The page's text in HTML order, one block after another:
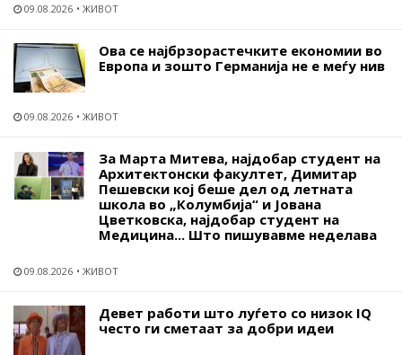
09.08.2026 ЖИВОТ
Ова се најбрзорастечките економии во
Европа и зошто Германија не е меѓу нив
09.08.2026 ЖИВОТ
За Марта Митева, најдобар студент на
Архитектонски факултет, Димитар
Пешевски кој беше дел од летната
школа во „Колумбија“ и Јована
Цветковска, најдобар студент на
Медицина... Што пишувавме неделава
09.08.2026 ЖИВОТ
Девет работи што луѓето со низок IQ
често ги сметаат за добри идеи